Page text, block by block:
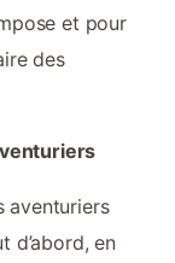
et pour
des
aventuriers
d’abord, en